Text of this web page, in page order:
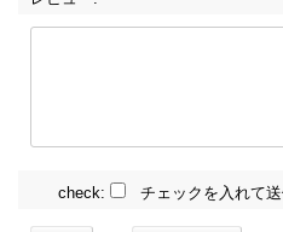
check: チェックを入れて送